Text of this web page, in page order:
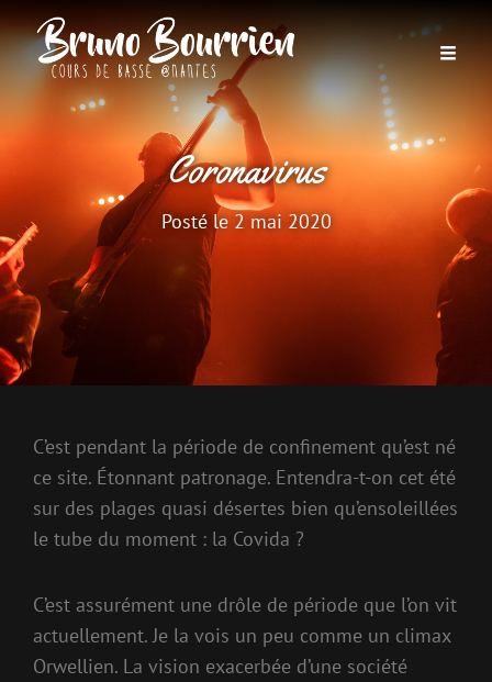
Coronavirus
Posté le2 mai 2020
C’est pendant la période de confinement qu’est né
ce site. Étonnant patronage. Entendra-t-on cet été
sur des plages quasi désertes bien qu’ensoleillées
le tube du moment : la Covida ?
C’est assurément une drôle de période que l’on vit
actuellement. Je la vois un peu comme un climax
Orwellien. La vision exacerbée d’une société